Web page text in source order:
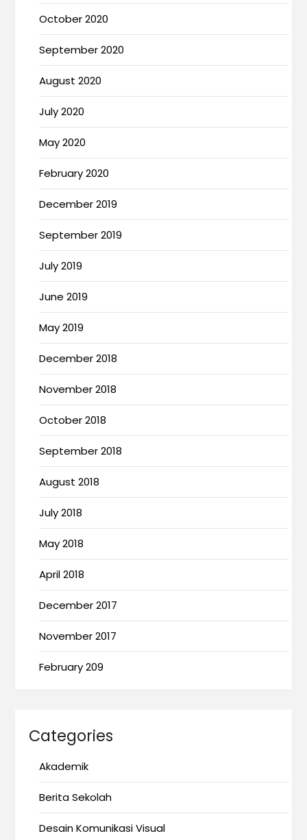
October 2020
September 2020
August 2020
July 2020
May 2020
February 2020
December 2019
September 2019
July 2019
June 2019
May 2019
December 2018
November 2018
October 2018
September 2018
August 2018
July 2018
May 2018
April 2018
December 2017
November 2017
February 209
Categories
Akademik
Berita Sekolah
Desain Komunikasi Visual